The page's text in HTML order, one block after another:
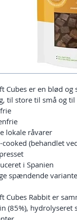
Cubes er en blød
til store til små og til
lokale råvarer
cooked (behandlet
i Spanien
spændende
Cubes Rabbit er
(85%),